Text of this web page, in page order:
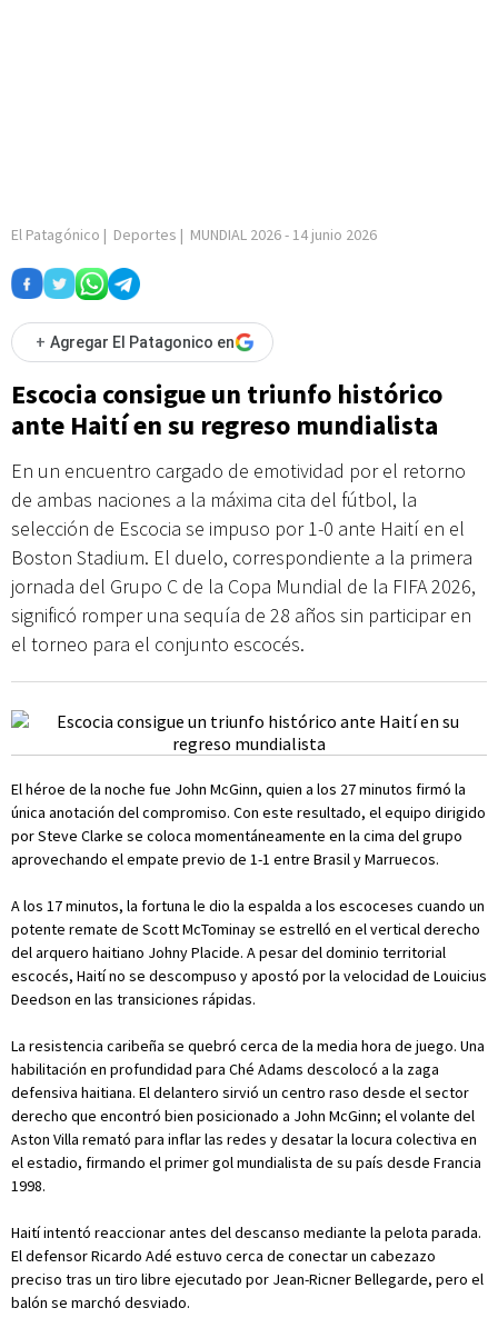
El Patagónico | Deportes | MUNDIAL 2026- 14 junio 2026
+ Agregar El Patagonico en
Escocia consigue un triunfo histórico
ante Haití en su regreso mundialista
En un encuentro cargado de emotividad por el retorno
de ambas naciones a la máxima cita del fútbol, la
selección de Escocia se impuso por 1-0 ante Haití en el
Boston Stadium. El duelo, correspondiente a la primera
jornada del Grupo C de la Copa Mundial de la FIFA 2026,
significó romper una sequía de 28 años sin participar en
el torneo para el conjunto escocés.
El héroe de la noche fue John McGinn, quien a los 27 minutos firmó la
única anotación del compromiso. Con este resultado, el equipo dirigido
por Steve Clarke se coloca momentáneamente en la cima del grupo
aprovechando el empate previo de 1-1 entre Brasil y Marruecos.
A los 17 minutos, la fortuna le dio la espalda a los escoceses cuando un
potente remate de Scott McTominay se estrelló en el vertical derecho
del arquero haitiano Johny Placide. A pesar del dominio territorial
escocés, Haití no se descompuso y apostó por la velocidad de Louicius
Deedson en las transiciones rápidas.
La resistencia caribeña se quebró cerca de la media hora de juego. Una
habilitación en profundidad para Ché Adams descolocó a la zaga
defensiva haitiana. El delantero sirvió un centro raso desde el sector
derecho que encontró bien posicionado a John McGinn; el volante del
Aston Villa remató para inflar las redes y desatar la locura colectiva en
el estadio, firmando el primer gol mundialista de su país desde Francia
1998.
Haití intentó reaccionar antes del descanso mediante la pelota parada.
El defensor Ricardo Adé estuvo cerca de conectar un cabezazo
preciso tras un tiro libre ejecutado por Jean-Ricner Bellegarde, pero el
balón se marchó desviado.